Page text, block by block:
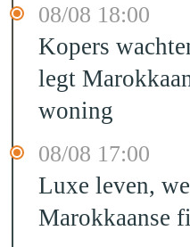
08/08 18:00
Kopers
legt
woning
08/08 17:00
Luxe leven,
Marokkaanse